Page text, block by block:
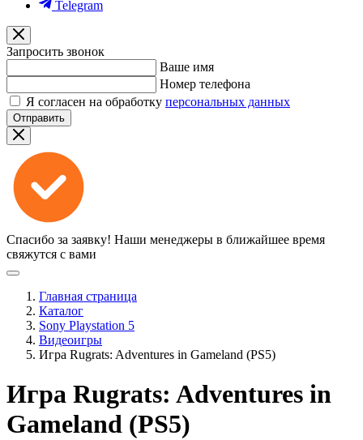
Telegram
Запросить звонок
Ваше имя
Номер телефона
Я согласен на обработку персональных данных
Отправить
Спасибо за заявку! Наши менеджеры в ближайшее время
свяжутся с вами
Главная страница
Каталог
Sony Playstation 5
Видеоигры
Игра Rugrats: Adventures in Gameland (PS5)
Игра Rugrats: Adventures in
Gameland (PS5)